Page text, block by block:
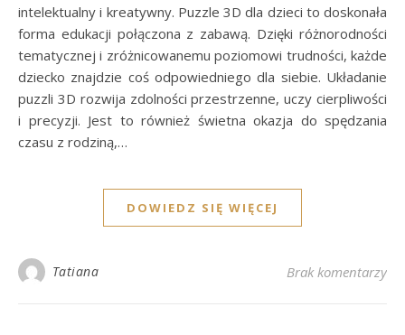
intelektualny i kreatywny. Puzzle 3D dla dzieci to doskonała
forma edukacji połączona z zabawą. Dzięki różnorodności
tematycznej i zróżnicowanemu poziomowi trudności, każde
dziecko znajdzie coś odpowiedniego dla siebie. Układanie
puzzli 3D rozwija zdolności przestrzenne, uczy cierpliwości
i precyzji. Jest to również świetna okazja do spędzania
czasu z rodziną,…
DOWIEDZ SIĘ WIĘCEJ
Tatiana Brak komentarzy